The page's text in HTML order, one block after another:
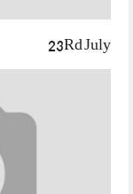
23Rd July